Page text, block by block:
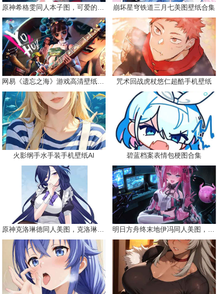
崩坏星穹铁道三月七美图壁纸合集
咒术回战虎杖悠仁超酷手机壁纸
火影纲手水手装手机壁纸AI 碧蓝档案表情包梗图合集